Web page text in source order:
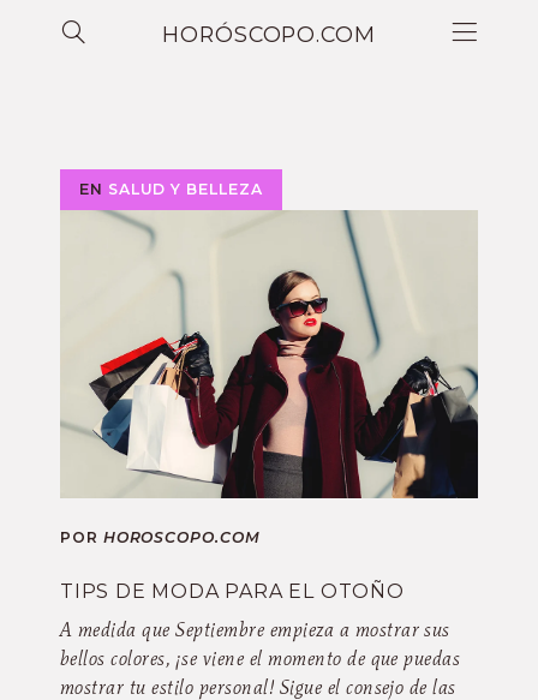
HORÓSCOPO.COM
EN SALUD Y BELLEZA
POR HOROSCOPO.COM
TIPS DE MODA PARA EL OTOÑO
A medida que Septiembre empieza a mostrar sus
bellos colores, ¡se viene el momento de que puedas
mostrar tu estilo personal! Sigue el consejo de las